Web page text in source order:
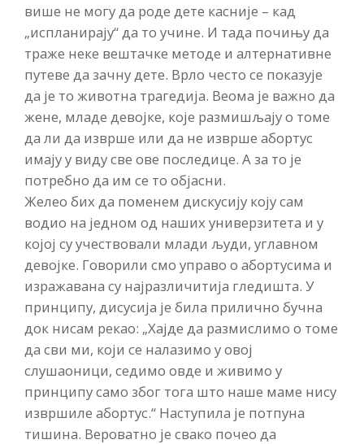
више не могу да роде дете касније – кад
„испланирају“ да то учине. И тада почињу да
траже неке вештачке методе и алтернативне
путеве да зачну дете. Врло често се показује
да је то животна трагедија. Веома је важно да
жене, младе девојке, које размишљају о томе
да ли да изврше или да не изврше абортус
имају у виду све ове последице. А за то је
потребно да им се то објасни.
Желео бих да поменем дискусију коју сам
водио на једном од наших универзитета и у
којој су учествовали млади људи, углавном
девојке. Говорили смо управо о абортусима и
изражавана су најразличитија гледишта. У
принципу, дисусија је била прилично бучна
док нисам рекао: „Хајде да размислимо о томе
да сви ми, који се налазимо у овој
слушаоници, седимо овде и живимо у
принципу само због тога што наше маме нису
извршиле абортус.“ Наступила је потпуна
тишина. Вероватно је свако почео да